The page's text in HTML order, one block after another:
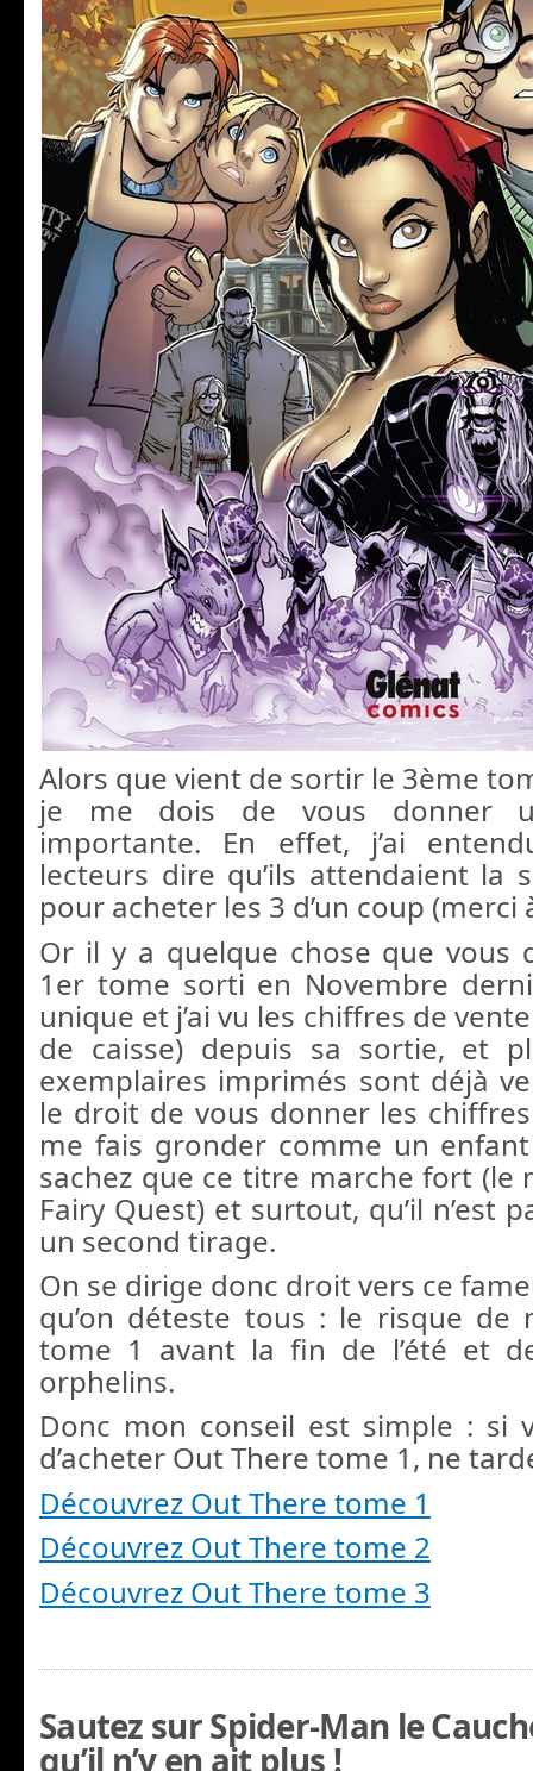
Alors que vient de sortir le 3ème
je me dois de vous donner
importante. En effet, j’ai
lecteurs dire qu’ils attendaient la
pour acheter les 3 d’un coup (merci
Or il y a quelque chose que vous
1er tome sorti en Novembre
unique et j’ai vu les chiffres de
de caisse) depuis sa sortie, et
exemplaires imprimés sont déjà
le droit de vous donner les
me fais gronder comme un
sachez que ce titre marche fort (le
Fairy Quest) et surtout, qu’il n’est
un second tirage.
On se dirige donc droit vers ce
qu’on déteste tous : le risque de
tome 1 avant la fin de l’été et
orphelins.
Donc mon conseil est simple : si
d’acheter Out There tome 1, ne
Découvrez Out There tome 1
Découvrez Out There tome 2
Découvrez Out There tome 3
Sautez sur Spider-Man le
qu’il n’y en ait plus !